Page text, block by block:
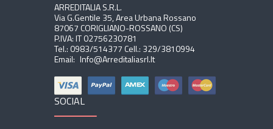
ARREDITALIA S.r.l.
Via G.Gentile 35, Area Urbana Rossano
87067 CORIGLIANO-ROSSANO (CS)
P.IVA: IT 02756230781
Tel.: 0983/514377 Cell.: 329/3810994
Email: Info@arreditaliasrl.it
SOCIAL